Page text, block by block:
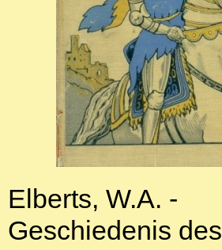
Elberts, W.A. -
Geschiedenis des